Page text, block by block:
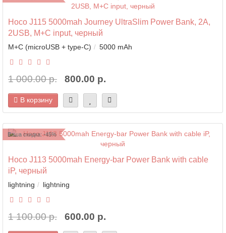
Hoco J115 5000mah Journey UltraSlim Power Bank, 2A,
2USB, M+C input, черный
M+C (microUSB + type-C) 5000 mAh
1 000.00 р. 800.00 р.
В корзину
Ваша скидка: -45%
Hoco J113 5000mah Energy-bar Power Bank with cable
iP, черный
lightning lightning
1 100.00 р. 600.00 р.